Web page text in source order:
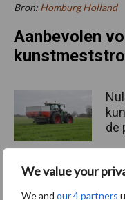
We value your
We and our 4 partners
Bron: Homburg Holland
Aanbevolen
de